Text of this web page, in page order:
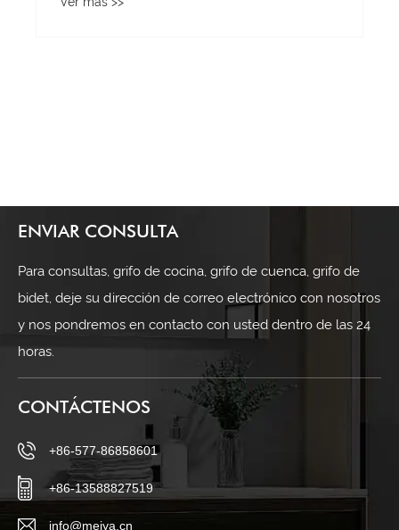
ENVIAR CONSULTA
Para consultas, grifo de cocina, grifo de cuenca, grifo de
bidet, deje su dirección de correo electrónico con nosotros
y nos pondremos en contacto con usted dentro de las 24
horas.
CONTÁCTENOS
+86-577-86858601
+86-13588827519
info@meiya.cn